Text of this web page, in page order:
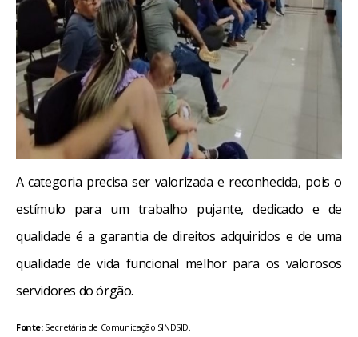
A categoria precisa ser valorizada e reconhecida, pois o
estímulo para um trabalho pujante, dedicado e de
qualidade é a garantia de direitos adquiridos e de uma
qualidade de vida funcional melhor para os valorosos
servidores do órgão.
Fonte:Secretária de Comunicação SINDSID.